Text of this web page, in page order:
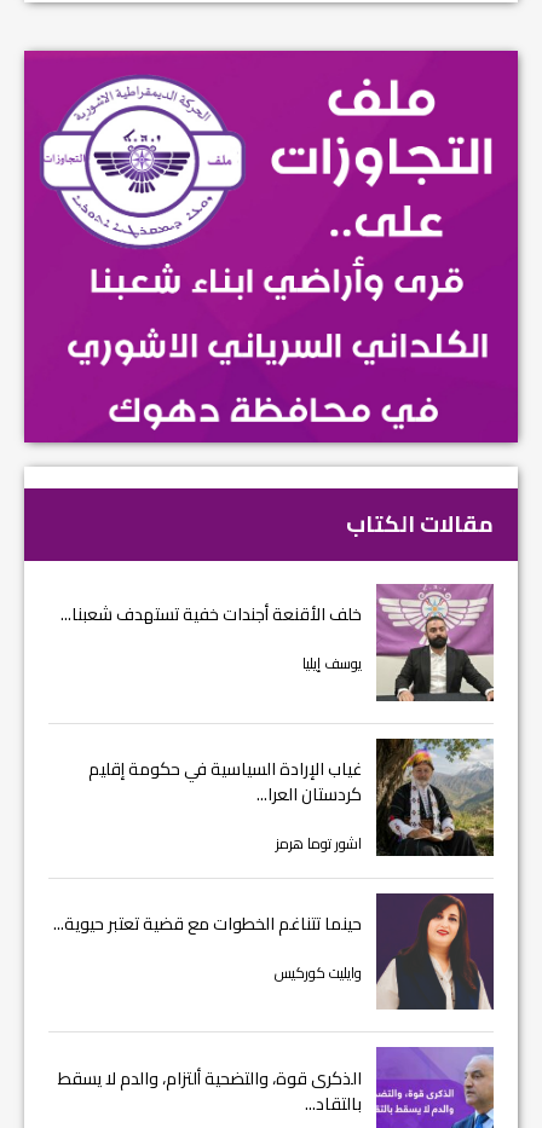
مقالات الكتاب
خلف الأقنعة أجندات خفية تستهدف شعبنا...
يوسف إيليا
غياب الإرادة السياسية في حكومة إقليم
كردستان العرا...
اشور توما هرمز
حينما تتناغم الخطوات مع قضية تعتبر حيوية...
وايليت كوركيس
الذكرى قوة، والتضحية ألتزام، والدم لا يسقط
بالتقاد...